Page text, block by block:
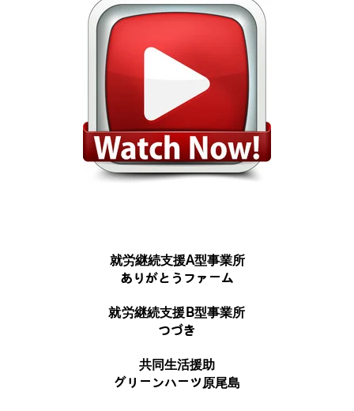
就労継続支援A型事業所
ありがとうファーム
就労継続支援B型事業所
つづき
共同生活援助
グリーンハーツ原尾島